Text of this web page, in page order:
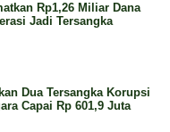
Rp1,26 Miliar Dana
Jadi Tersangka
Dua Tersangka Korupsi
Capai Rp 601,9 Juta